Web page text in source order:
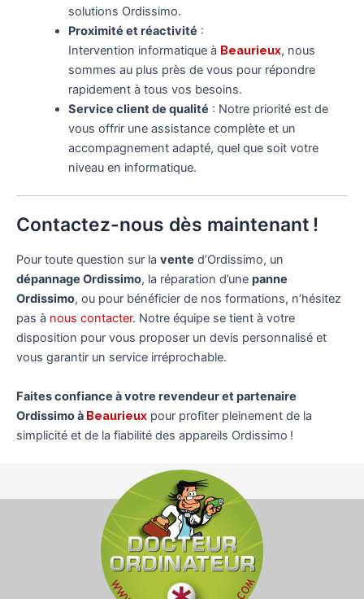
solutions Ordissimo.
Proximité et réactivité :
Intervention informatique à Beaurieux, nous
sommes au plus près de vous pour répondre
rapidement à tous vos besoins.
Service client de qualité : Notre priorité est de
vous offrir une assistance complète et un
accompagnement adapté, quel que soit votre
niveau en informatique.
Contactez-nous dès maintenant !
Pour toute question sur la vente d’Ordissimo, un
dépannage Ordissimo, la réparation d’une panne
Ordissimo, ou pour bénéficier de nos formations, n’hésitez
pas à nous contacter. Notre équipe se tient à votre
disposition pour vous proposer un devis personnalisé et
vous garantir un service irréprochable.
Faites confiance à votre revendeur et partenaire
Ordissimo à Beaurieux pour profiter pleinement de la
simplicité et de la fiabilité des appareils Ordissimo !